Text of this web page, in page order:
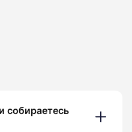
собираетесь